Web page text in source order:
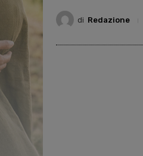
di Redazione